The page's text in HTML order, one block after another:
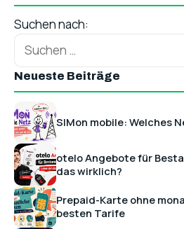
Suchen nach:
Neueste Beiträge
SIMon mobile: Welches
otelo Angebote für
das wirklich?
Prepaid-Karte ohne
besten Tarife